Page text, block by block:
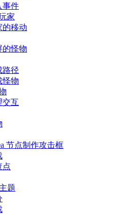
事件
家
的移动
的怪物
路径
怪物
交互
节点制作攻击框
点
题